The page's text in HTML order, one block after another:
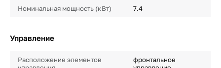
Номинальная мощность (кВт) 7.4
Управление
Расположение элементов
фронтальное